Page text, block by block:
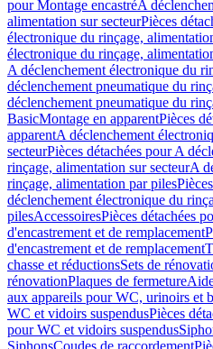
pour Montage encastréA
alimentation sur secteurPièces
électronique du rinçage,
électronique du rinçage,
A déclenchement électronique du
déclenchement pneumatique du
déclenchement pneumatique du
BasicMontage en apparentPièces
apparentA déclenchement
secteurPièces détachées pour A
rinçage, alimentation sur secteurA
rinçage, alimentation par piles
déclenchement électronique du
pilesAccessoiresPièces détachées
d'encastrement et de remplacement
d'encastrement et de remplacement
chasse et réductionsSets de
rénovationPlaques de fermeture
aux appareils pour WC, urinoirs et
WC et vidoirs suspendusPièces
pour WC et vidoirs suspendus
SiphonsCoudes de raccordement